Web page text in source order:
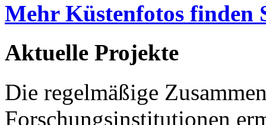
Mehr Küstenfotos finden
Aktuelle Projekte
Die regelmäßige
Forschungsinstitutionen